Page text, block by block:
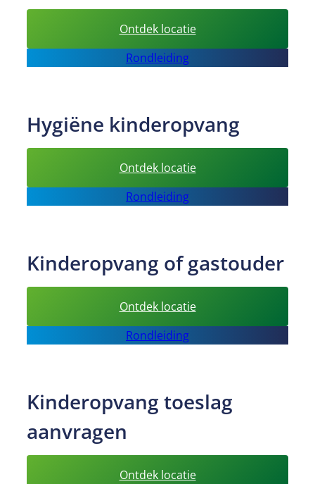
Ontdek locatie:
BSO
kinderopvang
Rondleiding
Hygiëne kinderopvang
Ontdek locatie:
Hygiëne
kinderopvang
Rondleiding
Kinderopvang of gastouder
Ontdek locatie:
Kinderopvang
of
Rondleiding
Kinderopvang toeslag
aanvragen
Ontdek locatie: